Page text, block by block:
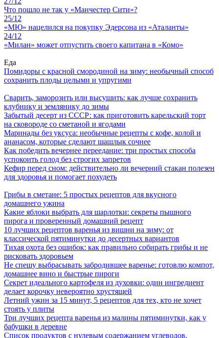
Что пошло не так у «Манчестер Сити»?
25/12
«МЮ» нацелился на покупку Эдерсона из «Аталанты»
24/12
«Милан» может отпустить своего капитана в «Комо»
Еда
Помидоры с красной смородиной на зиму: необычный способ
сохранить плоды целыми и упругими
Сварить, заморозить или высушить: как лучше сохранить
клубнику и землянику до зимы
Забытый десерт из СССР: как приготовить карельский торт
на сковороде со сметаной и ягодами
Маринады без уксуса: необычные рецепты с кофе, колой и
ананасом, которые сделают шашлык сочнее
Как победить вечернее переедание: три простых способа
успокоить голод без строгих запретов
Кефир перед сном: действительно ли вечерний стакан полезен
для здоровья и помогает похудеть
Грибы в сметане: 5 простых рецептов для вкусного
домашнего ужина
Какие яблоки выбрать для шарлотки: секреты пышного
пирога и проверенный домашний рецепт
10 лучших рецептов варенья из вишни на зиму: от
классической пятиминутки до десертных вариантов
Тихая охота без ошибок: как правильно собирать грибы и не
рисковать здоровьем
Не спешу выбрасывать забродившее варенье: готовлю компот,
домашнее вино и быстрые пироги
Секрет идеального картофеля из духовки: один ингредиент
делает корочку невероятно хрустящей
Летний ужин за 15 минут, 5 рецептов для тех, кто не хочет
стоять у плиты
Три лучших рецепта варенья из малины пятиминутки, как у
бабушки в деревне
Список продуктов с нулевым содержанием углеводов,